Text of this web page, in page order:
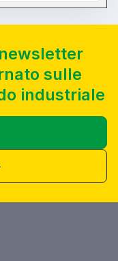
sulle
industriale